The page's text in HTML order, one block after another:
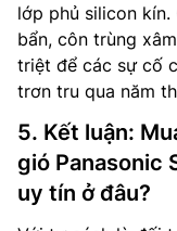
lớp phủ silicon kín.
bẩn, côn trùng
triệt để các sự cố
trơn tru qua năm
5. Kết luận:
gió Panasonic
uy tín ở đâu?